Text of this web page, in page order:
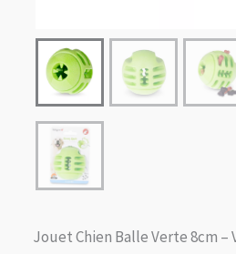
Jouet Chien Balle Verte 8cm –